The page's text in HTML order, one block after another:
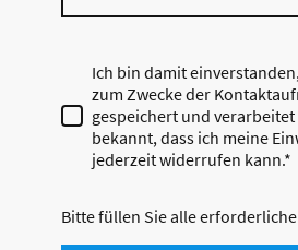
Ich bin damit
zum Zwecke der
gespeichert und
bekannt, dass ich meine
jederzeit widerrufen kann.*
Bitte füllen Sie alle